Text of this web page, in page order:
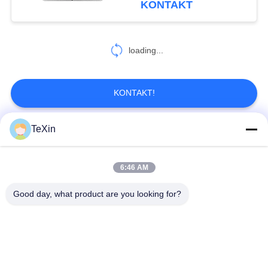
Brummensignaldetektor
26
Anti -Drohnen -
System
45
KONTAKT
loading...
KONTAKT!
Modul
TeXin
6:46 AM
Good day, what product are you looking for?